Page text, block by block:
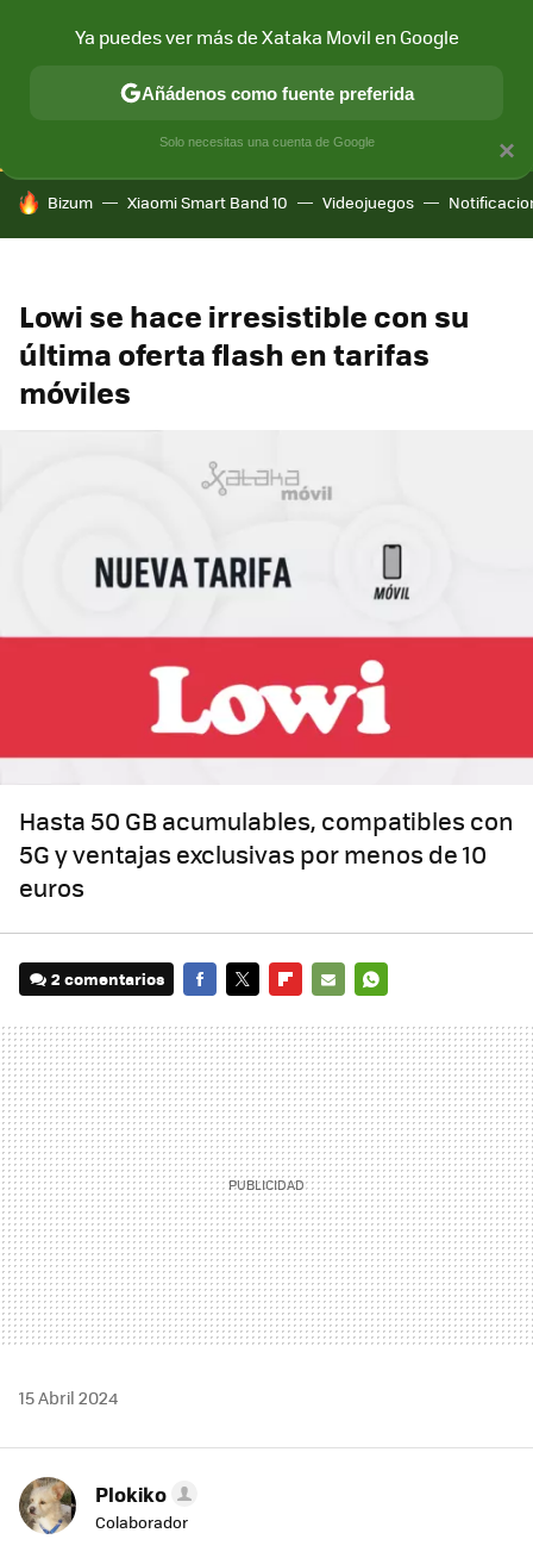
CONECTIVIDAD MÓVIL Y SOCIEDAD APLICACIONES
HOY SE HABLA DE
Bizum Xiaomi Smart Band 10 Videojuegos
Lowi se hace irresistible con su
última oferta flash en tarifas
móviles
Hasta 50 GB acumulables, compatibles con
5G y ventajas exclusivas por menos de 10
euros
2 comentarios
MAIL
15 Abril 2024
Plokiko
Colaborador
×
Ya puedes ver más de Xataka Movil en Google
Añádenos como fuente preferida
Solo necesitas una cuenta de Google